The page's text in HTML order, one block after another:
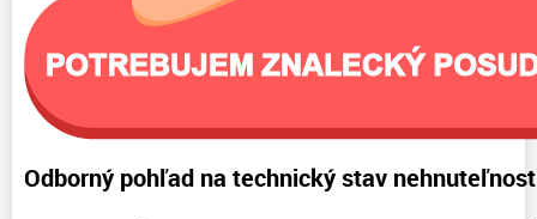
Odborný pohľad na technický stav